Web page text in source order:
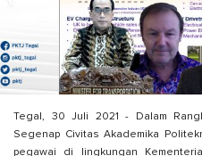
Tegal, 30 Juli 2021 - Dalam
Segenap Civitas Akademika
pegawai di lingkungan